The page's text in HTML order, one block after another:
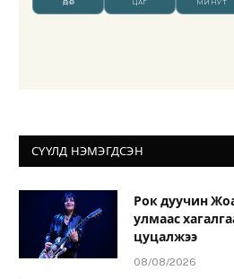
СҮҮЛД НЭМЭГДСЭН
Рок дуучин
улмаас
цуцалжээ
08/08/2026